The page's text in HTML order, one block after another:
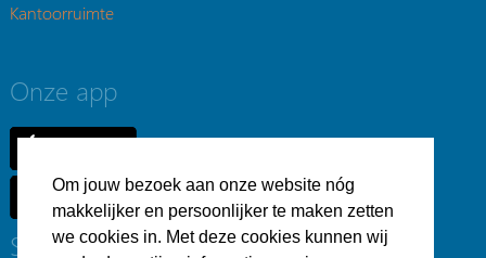
Om jouw bezoek aan onze website nóg
makkelijker en persoonlijker te maken zetten
we cookies in. Met deze cookies kunnen wij
Kantoorruimte
Onze app
Social